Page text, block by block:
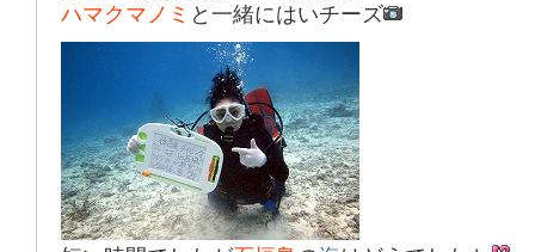
ハマクマノミ と一緒にはいチーズ